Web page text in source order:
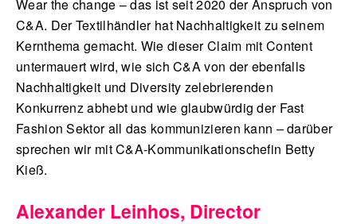
Wear the change – das ist seit 2020 der Anspruch von
C&A. Der Textilhändler hat Nachhaltigkeit zu seinem
Kernthema gemacht. Wie dieser Claim mit Content
untermauert wird, wie sich C&A von der ebenfalls
Nachhaltigkeit und Diversity zelebrierenden
Konkurrenz abhebt und wie glaubwürdig der Fast
Fashion Sektor all das kommunizieren kann – darüber
sprechen wir mit C&A-Kommunikationschefin Betty
Kieß.
Alexander Leinhos, Director